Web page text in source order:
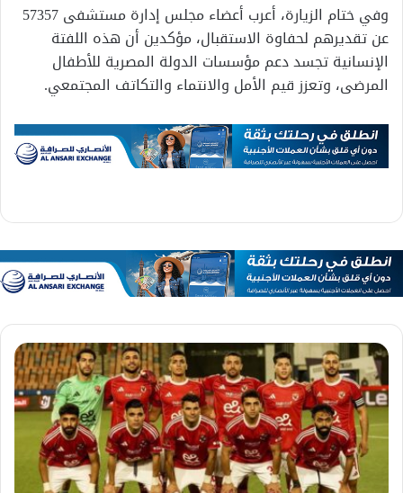
وفي ختام الزيارة، أعرب أعضاء مجلس إدارة مستشفى 57357
عن تقديرهم لحفاوة الاستقبال، مؤكدين أن هذه اللفتة
الإنسانية تجسد دعم مؤسسات الدولة المصرية للأطفال
المرضى، وتعزز قيم الأمل والانتماء والتكاتف المجتمعي.